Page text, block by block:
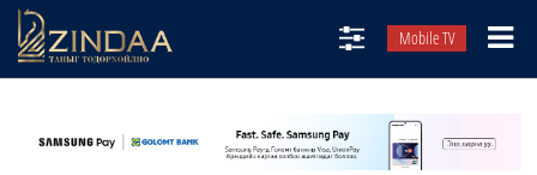
Mobile TV
ТВ8